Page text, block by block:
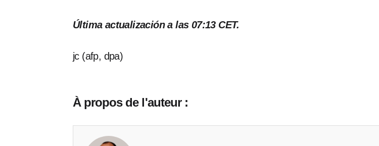
Última actualización a las 07:13 CET.
jc (afp, dpa)
À propos de l'auteur :